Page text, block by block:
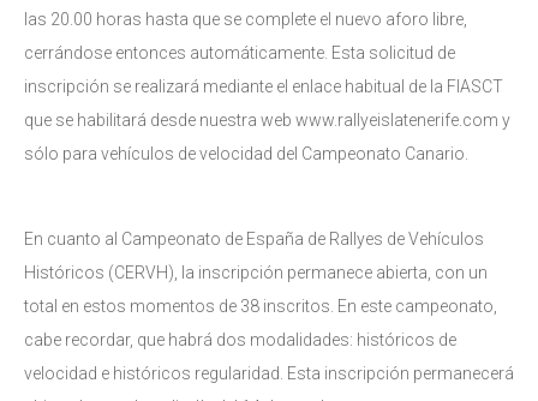
las 20.00 horas hasta que se complete el nuevo aforo libre,
cerrándose entonces automáticamente. Esta solicitud de
inscripción se realizará mediante el enlace habitual de la FIASCT
que se habilitará desde nuestra web www.rallyeislatenerife.com y
sólo para vehículos de velocidad del Campeonato Canario.
En cuanto al Campeonato de España de Rallyes de Vehículos
Históricos (CERVH), la inscripción permanece abierta, con un
total en estos momentos de 38 inscritos. En este campeonato,
cabe recordar, que habrá dos modalidades: históricos de
velocidad e históricos regularidad. Esta inscripción permanecerá